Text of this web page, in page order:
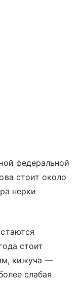
федеральной
стоит около
нерки
стоит
кижуча —
слабая